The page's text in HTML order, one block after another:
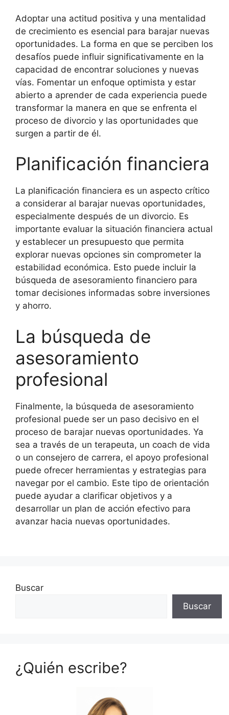
Adoptar una actitud positiva y una mentalidad
de crecimiento es esencial para barajar nuevas
oportunidades. La forma en que se perciben los
desafíos puede influir significativamente en la
capacidad de encontrar soluciones y nuevas
vías. Fomentar un enfoque optimista y estar
abierto a aprender de cada experiencia puede
transformar la manera en que se enfrenta el
proceso de divorcio y las oportunidades que
surgen a partir de él.
Planificación financiera
La planificación financiera es un aspecto crítico
a considerar al barajar nuevas oportunidades,
especialmente después de un divorcio. Es
importante evaluar la situación financiera actual
y establecer un presupuesto que permita
explorar nuevas opciones sin comprometer la
estabilidad económica. Esto puede incluir la
búsqueda de asesoramiento financiero para
tomar decisiones informadas sobre inversiones
y ahorro.
La búsqueda de
asesoramiento
profesional
Finalmente, la búsqueda de asesoramiento
profesional puede ser un paso decisivo en el
proceso de barajar nuevas oportunidades. Ya
sea a través de un terapeuta, un coach de vida
o un consejero de carrera, el apoyo profesional
puede ofrecer herramientas y estrategias para
navegar por el cambio. Este tipo de orientación
puede ayudar a clarificar objetivos y a
desarrollar un plan de acción efectivo para
avanzar hacia nuevas oportunidades.
Buscar
Buscar
¿Quién escribe?